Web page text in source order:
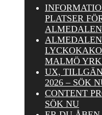
PLATSER
MALMÖ
UX,
2026 – SÖK
CONTENT
SÖK NU